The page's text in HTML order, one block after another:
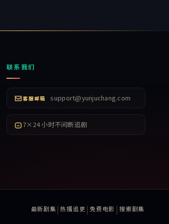
联系我们
客服邮箱 support@yunjuchang.com
7×24 小时不间断追剧
最新剧集 | 热播追更 | 免费电影 | 搜索剧集